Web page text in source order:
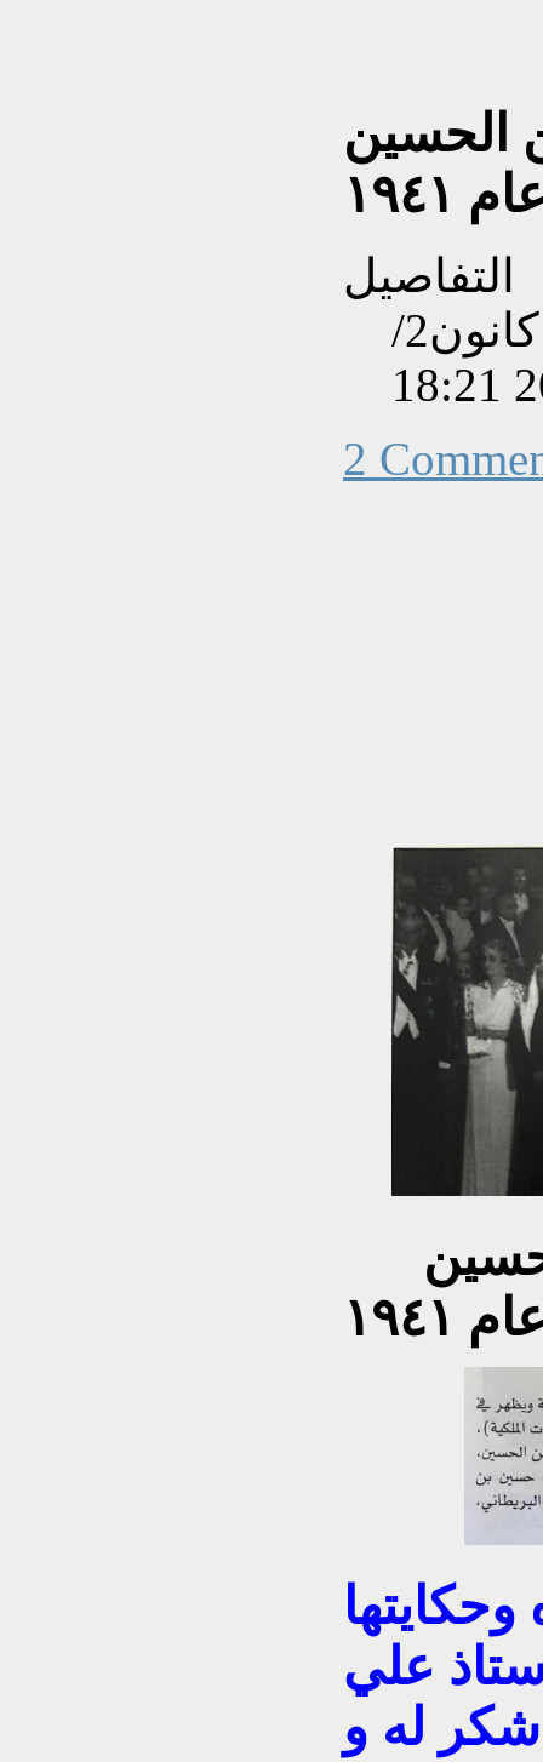
الحسين
التفاصيل
تم إنشاءه بتاريخ الإثنين, 24 كانون2/
2
علي
له و